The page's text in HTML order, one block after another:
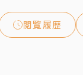
閲覧履歴